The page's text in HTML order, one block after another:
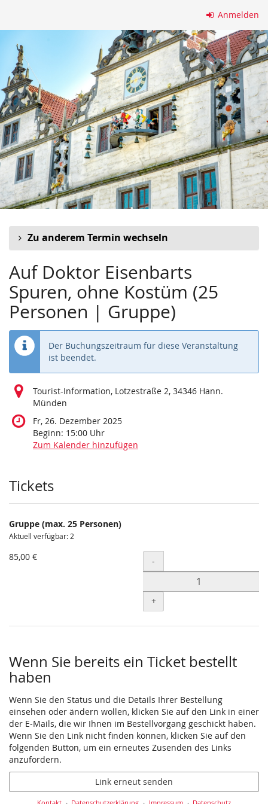
springen
Anmelden
Zu anderem Termin wechseln
Auf Doktor Eisenbarts
Spuren, ohne Kostüm (25
Personen | Gruppe)
Der Buchungszeitraum für diese Veranstaltung
ist beendet.
Tourist-Information, Lotzestraße 2, 34346 Hann.
Münden
Fr, 26. Dezember 2025
Beginn: 15:00 Uhr
Zum Kalender hinzufügen
Produkte
Tickets
Gruppe (max. 25 Personen)
Aktuell verfügbar: 2
85,00 € Menge
-
+
Wenn Sie bereits ein Ticket bestellt
haben
Wenn Sie den Status und die Details Ihrer Bestellung
einsehen oder ändern wollen, klicken Sie auf den Link in einer
der E-Mails, die wir Ihnen im Bestellvorgang geschickt haben.
Wenn Sie den Link nicht finden können, klicken Sie auf den
folgenden Button, um ein erneutes Zusenden des Links
anzufordern.
Link erneut senden